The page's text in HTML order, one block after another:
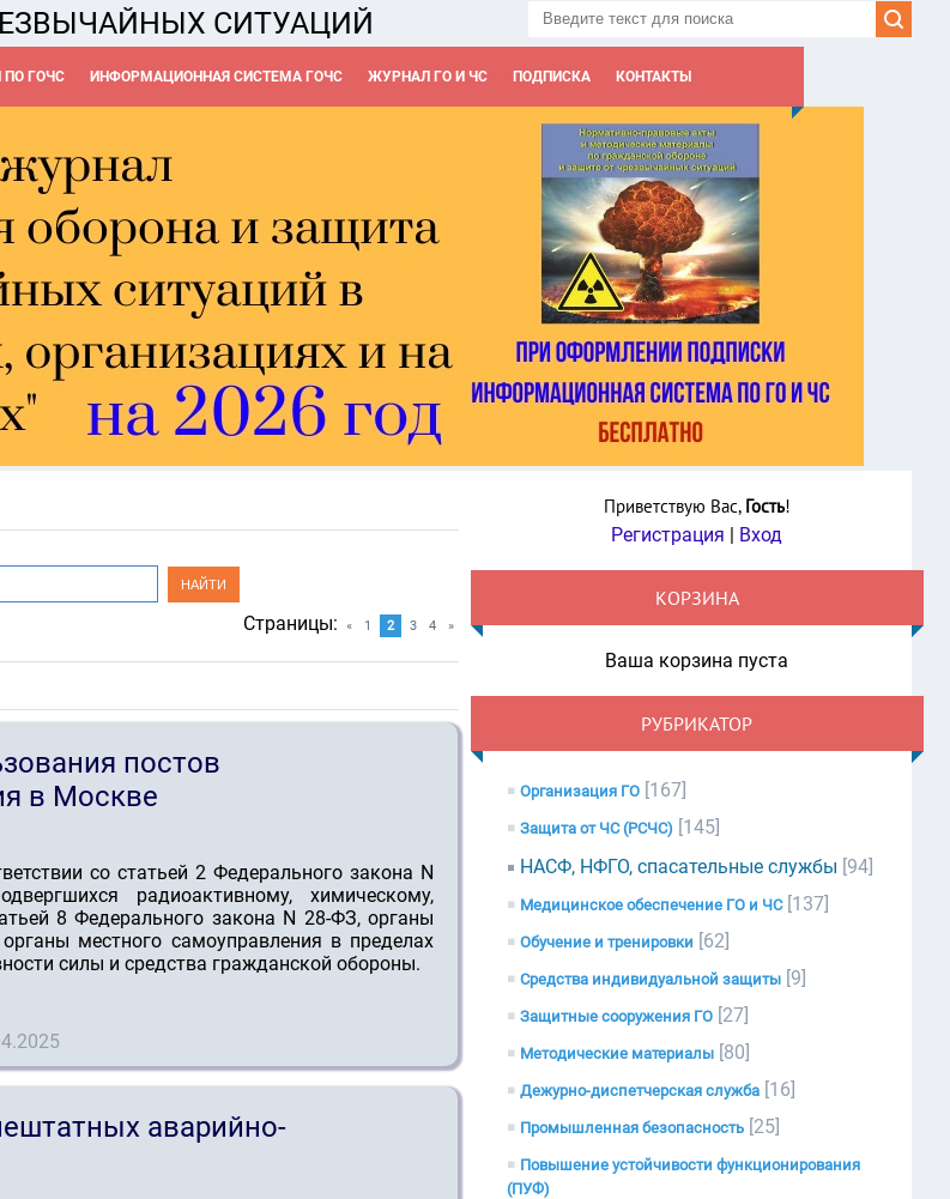
СИТУАЦИЙ
ГОЧС ИНФОРМАЦИОННАЯ СИСТЕМА ГОЧС ЖУРНАЛ ГО И ЧС ПОДПИСКА КОНТАКТЫ
Страницы: « 1 2 3 4 »
постов
в Москве
со статьей 2 Федерального закона N
радиоактивному, химическому,
8 Федерального закона N 28-ФЗ, органы
местного самоуправления в пределах
силы и средства гражданской обороны.
аварийно-
Приветствую Вас, Гость!
Регистрация | Вход
КОРЗИНА
Ваша корзина пуста
РУБРИКАТОР
Организация ГО [167]
Защита от ЧС (РСЧС) [145]
НАСФ, НФГО, спасательные службы [94]
Медицинское обеспечение ГО и ЧС [137]
Обучение и тренировки [62]
Средства индивидуальной защиты [9]
Защитные сооружения ГО [27]
Методические материалы [80]
Дежурно-диспетчерская служба [16]
Промышленная безопасность [25]
Повышение устойчивости функционирования
(ПУФ)